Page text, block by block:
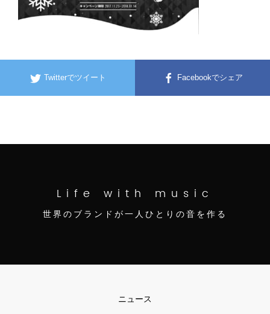
Twitterでツイート Facebookでシェア
Life with music
世界のブランドが一人ひとりの音を作る
ニュース